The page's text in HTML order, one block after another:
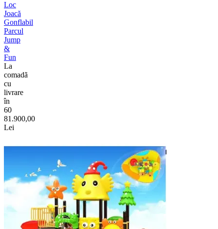
Loc
Joacă
Gonflabil
Parcul
Jump
&
Fun
La
comadã
cu
livrare
în
60
81.900,00
Lei